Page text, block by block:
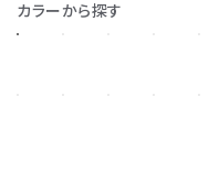
カラーから探す